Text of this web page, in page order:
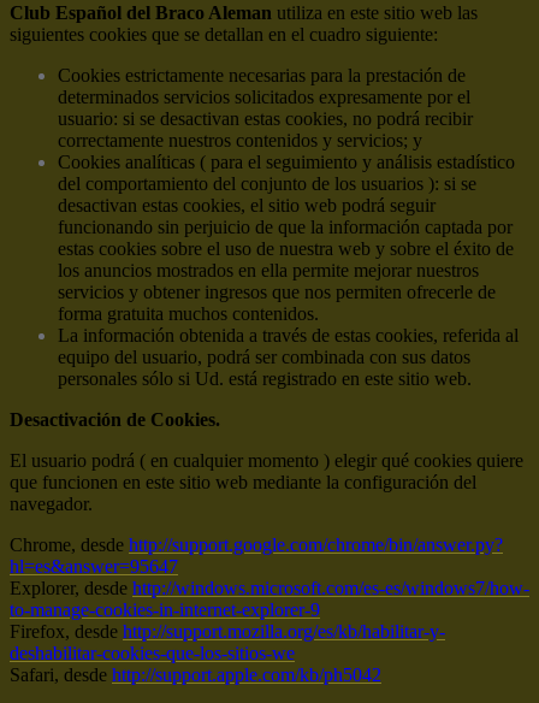
Club Español del Braco Aleman utiliza en este sitio web las
siguientes cookies que se detallan en el cuadro siguiente:
Cookies estrictamente necesarias para la prestación de
determinados servicios solicitados expresamente por el
usuario: si se desactivan estas cookies, no podrá recibir
correctamente nuestros contenidos y servicios; y
Cookies analíticas ( para el seguimiento y análisis estadístico
del comportamiento del conjunto de los usuarios ): si se
desactivan estas cookies, el sitio web podrá seguir
funcionando sin perjuicio de que la información captada por
estas cookies sobre el uso de nuestra web y sobre el éxito de
los anuncios mostrados en ella permite mejorar nuestros
servicios y obtener ingresos que nos permiten ofrecerle de
forma gratuita muchos contenidos.
La información obtenida a través de estas cookies, referida al
equipo del usuario, podrá ser combinada con sus datos
personales sólo si Ud. está registrado en este sitio web.
Desactivación de Cookies.
El usuario podrá ( en cualquier momento ) elegir qué cookies quiere
que funcionen en este sitio web mediante la configuración del
navegador.
Chrome, desde http://support.google.com/chrome/bin/answer.py?
hl=es&answer=95647
Explorer, desde http://windows.microsoft.com/es-es/windows7/how-
to-manage-cookies-in-internet-explorer-9
Firefox, desde http://support.mozilla.org/es/kb/habilitar-y-
deshabilitar-cookies-que-los-sitios-we
Safari, desde http://support.apple.com/kb/ph5042